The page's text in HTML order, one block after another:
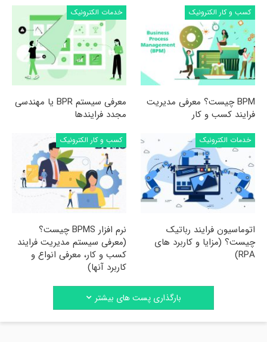
کسب و کار الکترونیک
BPM چیست؟ معرفی مدیریت
فرایند کسب و کار
خدمات الکترونیک
معرفی سیستم BPR یا مهندسی
مجدد فرایندها
خدمات الکترونیک
اتوماسیون فرایند رباتیک
چیست؟ (مزایا و کاربرد های
RPA)
کسب و کار الکترونیک
نرم افزار BPMS چیست؟
(معرفی سیستم مدیریت فرایند
کسب و کار، معرفی انواع و
کاربرد آنها)
بارگذاری پست های بیشتر